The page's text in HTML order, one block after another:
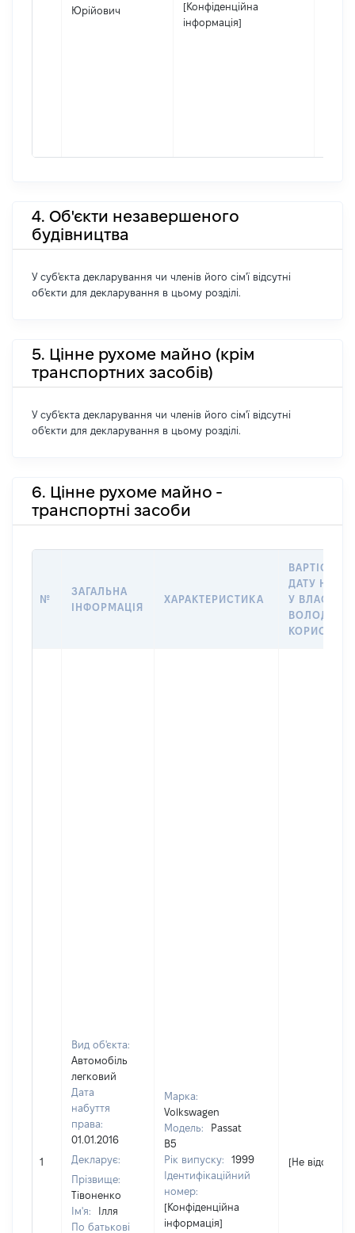
Юрійович
[Конфіденційна
інформація]
4. Об'єкти незавершеного
будівництва
У суб'єкта декларування чи членів його сім'ї відсутні
об'єкти для декларування в цьому розділі.
5. Цінне рухоме майно (крім
транспортних засобів)
У суб'єкта декларування чи членів його сім'ї відсутні
об'єкти для декларування в цьому розділі.
6. Цінне рухоме майно -
транспортні засоби
№
ЗАГАЛЬНА
ІНФОРМАЦІЯ
ХАРАКТЕРИСТИКА
ВАРТІСТЬ
ДАТУ
У
1
Вид об'єкта:
Автомобіль
легковий
Дата
набуття
права:
01.01.2016
Декларує:
Прізвище:
Тівоненко
Ім'я:
Ілля
По батькові
Марка:
Volkswagen
Модель:
Passat
B5
Рік випуску:
1999
Ідентифікаційний
номер:
[Конфіденційна
інформація]
[Не відомо]